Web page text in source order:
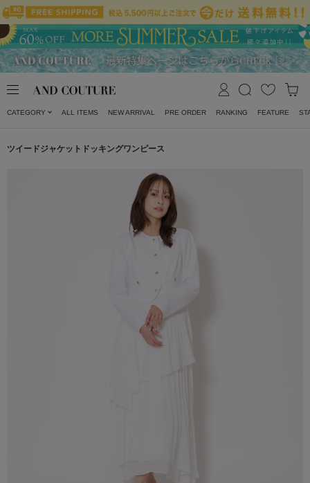
CATEGORY ALL ITEMS NEW ARRIVAL PRE ORDER RANKING FEATURE
ツイードジャケットドッキングワンピース